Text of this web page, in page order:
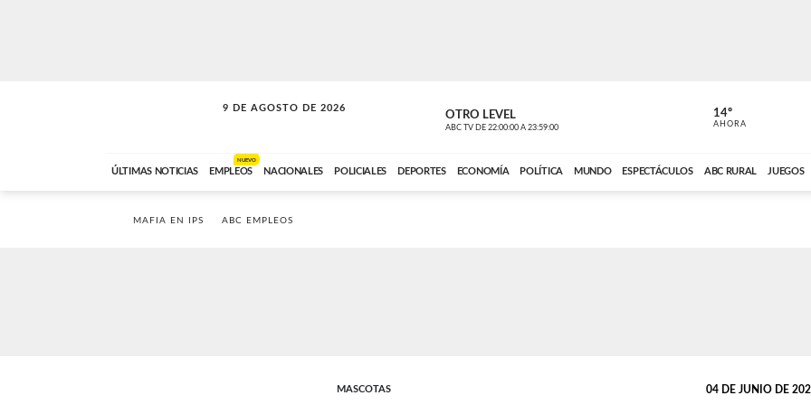
9 DE AGOSTO DE 2026
SOLO MÚSICA OTRO LEVEL
ABC TV DE 22:00:00 A 23:59:00 ABC CARDINAL
14º
AHORA
ÚLTIMAS NOTICIAS EMPLEOS
NUEVO
NACIONALES POLICIALES DEPORTES ECONOMÍA POLÍTICA MUNDO ESPECTÁCULOS ABC RURAL JUEGOS
MAFIA EN IPS ABC EMPLEOS
MASCOTAS 04 DE JUNIO DE